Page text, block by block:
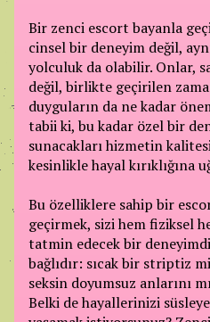
Bir zenci escort bayanla
cinsel bir deneyim değil,
yolculuk da olabilir. Onlar,
değil, birlikte geçirilen
duyguların da ne kadar
tabii ki, bu kadar özel bir
sunacakları hizmetin
kesinlikle hayal kırıklığına
Bu özelliklere sahip bir
geçirmek, sizi hem fiziksel
tatmin edecek bir
bağlıdır: sıcak bir striptiz
seksin doyumsuz anlarını
Belki de hayallerinizi